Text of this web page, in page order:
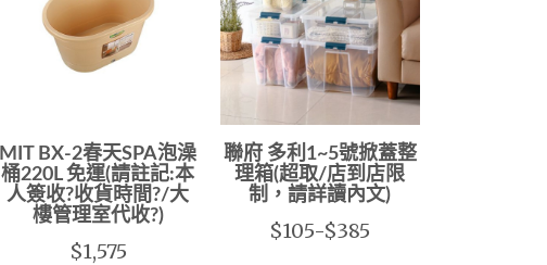
MIT BX-2春天SPA泡澡
桶220L 免運(請註記:本
人簽收?收貨時間?/大
樓管理室代收?)
$1,575
聯府 多利1~5號掀蓋整
理箱(超取/店到店限
制，請詳讀內文)
$105-$385